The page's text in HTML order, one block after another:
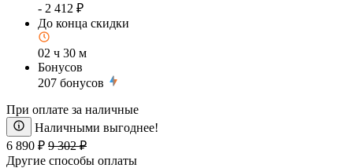
- 2 412 ₽
До конца скидки
02 ч 30 м
Бонусов
207 бонусов
При оплате за наличные
Наличными выгоднее!
6 890 ₽ 9 302 ₽
Другие способы оплаты